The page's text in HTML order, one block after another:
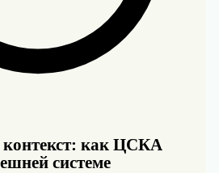
контекст: как ЦСКА
системе